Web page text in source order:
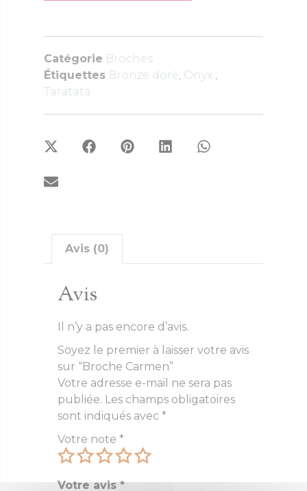
Catégorie Broches
Étiquettes Bronze doré, Onyx ,
Taratata
Avis (0)
Avis
Il n’y a pas encore d’avis.
Soyez le premier à laisser votre avis
sur “Broche Carmen”
Votre adresse e-mail ne sera pas
publiée. Les champs obligatoires
sont indiqués avec *
Votre note *
Votre avis*